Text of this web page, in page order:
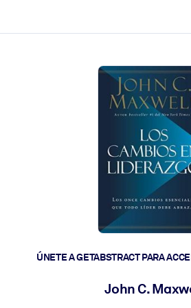
ÚNETE A GETABSTRACT PARA
John C.